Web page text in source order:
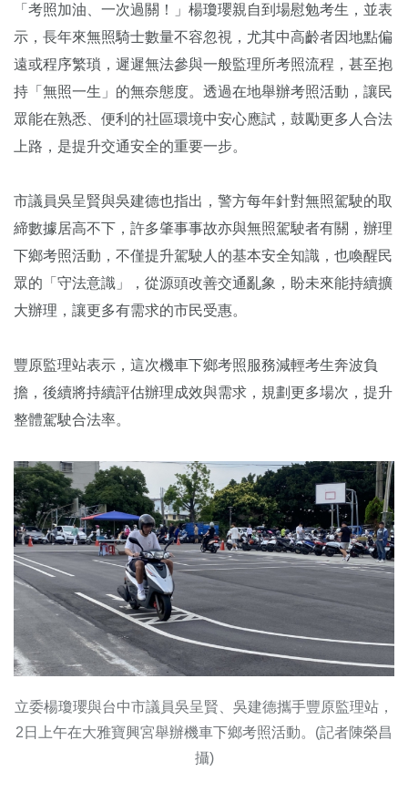
「考照加油、一次過關！」楊瓊瓔親自到場慰勉考生，並表
示，長年來無照騎士數量不容忽視，尤其中高齡者因地點偏
遠或程序繁瑣，遲遲無法參與一般監理所考照流程，甚至抱
持「無照一生」的無奈態度。透過在地舉辦考照活動，讓民
眾能在熟悉、便利的社區環境中安心應試，鼓勵更多人合法
上路，是提升交通安全的重要一步。
市議員吳呈賢與吳建德也指出，警方每年針對無照駕駛的取
締數據居高不下，許多肇事事故亦與無照駕駛者有關，辦理
下鄉考照活動，不僅提升駕駛人的基本安全知識，也喚醒民
眾的「守法意識」，從源頭改善交通亂象，盼未來能持續擴
大辦理，讓更多有需求的市民受惠。
豐原監理站表示，這次機車下鄉考照服務減輕考生奔波負
擔，後續將持續評估辦理成效與需求，規劃更多場次，提升
整體駕駛合法率。
立委楊瓊瓔與台中市議員吳呈賢、吳建德攜手豐原監理站，
2日上午在大雅寶興宮舉辦機車下鄉考照活動。(記者陳榮昌
攝)